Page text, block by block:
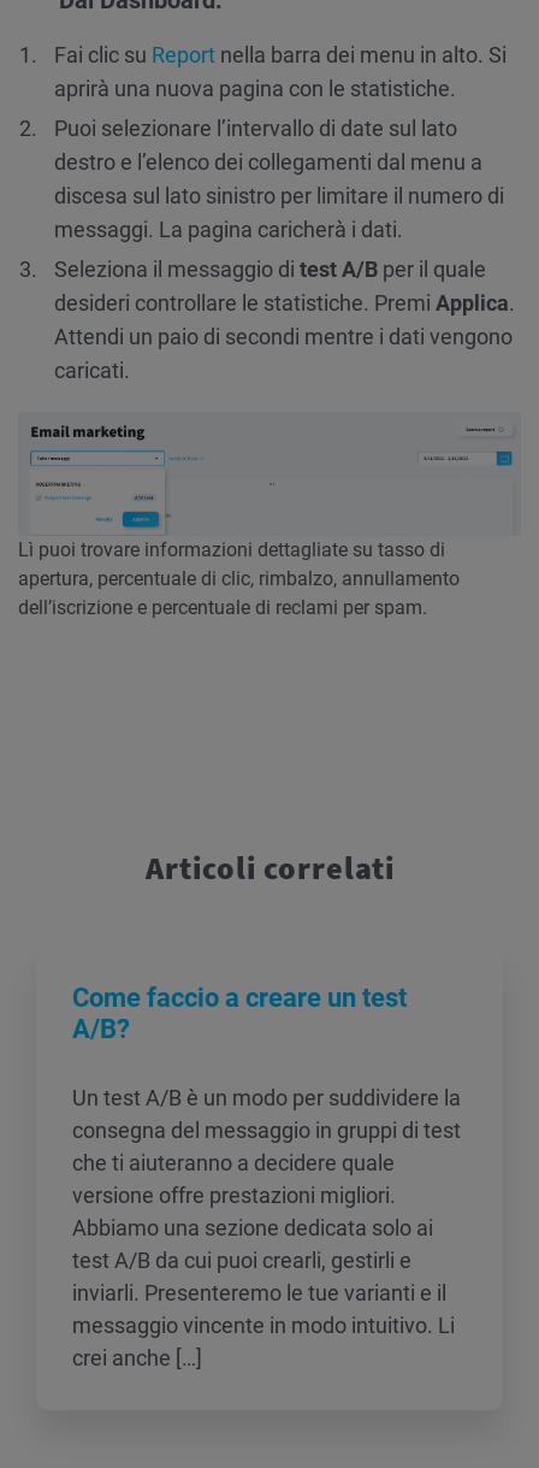
Fai clic su Report nella barra dei menu in alto. Si
aprirà una nuova pagina con le statistiche.
Puoi selezionare l’intervallo di date sul lato
destro e l’elenco dei collegamenti dal menu a
discesa sul lato sinistro per limitare il numero di
messaggi. La pagina caricherà i dati.
Seleziona il messaggio di test A/B per il quale
desideri controllare le statistiche. Premi Applica.
Attendi un paio di secondi mentre i dati vengono
caricati.
Lì puoi trovare informazioni dettagliate su tasso di
apertura, percentuale di clic, rimbalzo, annullamento
dell’iscrizione e percentuale di reclami per spam.
Articoli correlati
Come faccio a creare un test
A/B?
Un test A/B è un modo per suddividere la
consegna del messaggio in gruppi di test
che ti aiuteranno a decidere quale
versione offre prestazioni migliori.
Abbiamo una sezione dedicata solo ai
test A/B da cui puoi crearli, gestirli e
inviarli. Presenteremo le tue varianti e il
messaggio vincente in modo intuitivo. Li
crei anche […]